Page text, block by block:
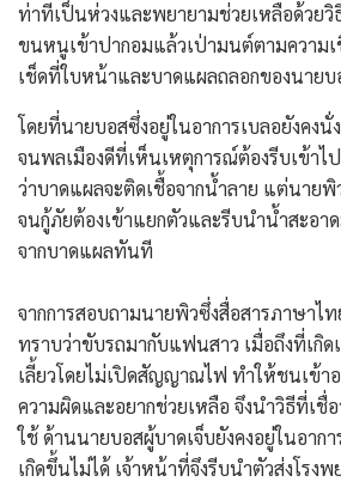
ท่าทีเป็นห่วงและพยายามช่วยเหลือด้วยวิ
ขนหนูเข้าปากอมแล้วเป่ามนต์ตามความ
เช็ดที่ใบหน้าและบาดแผลถลอกของนายบ
โดยที่นายบอสซึ่งอยู่ในอาการเบลอยังคง
จนพลเมืองดีที่เห็นเหตุการณ์ต้องรีบเข้าไ
ว่าบาดแผลจะติดเชื้อจากน้ำลาย แต่นาย
จนกู้ภัยต้องเข้าแยกตัวและรีบนำน้ำสะอา
จากบาดแผลทันที
จากการสอบถามนายพิวซึ่งสื่อสารภาษาไท
ทราบว่าขับรถมากับแฟนสาว เมื่อถึงที่เกิด
เลี้ยวโดยไม่เปิดสัญญาณไฟ ทำให้ชนเข้าอ
ความผิดและอยากช่วยเหลือ จึงนำวิธีที่เชื่
ใช้ ด้านนายบอสผู้บาดเจ็บยังคงอยู่ในอาก
เกิดขึ้นไม่ได้ เจ้าหน้าที่จึงรีบนำตัวส่งโรง